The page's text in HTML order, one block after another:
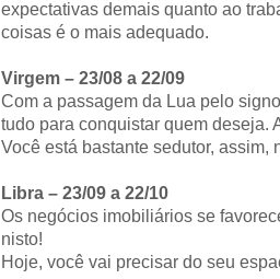
expectativas demais quanto ao
coisas é o mais adequado.
Virgem – 23/08 a 22/09
Com a passagem da Lua pelo
tudo para conquistar quem deseja.
Você está bastante sedutor, assim,
Libra – 23/09 a 22/10
Os negócios imobiliários se
nisto!
Hoje, você vai precisar do seu